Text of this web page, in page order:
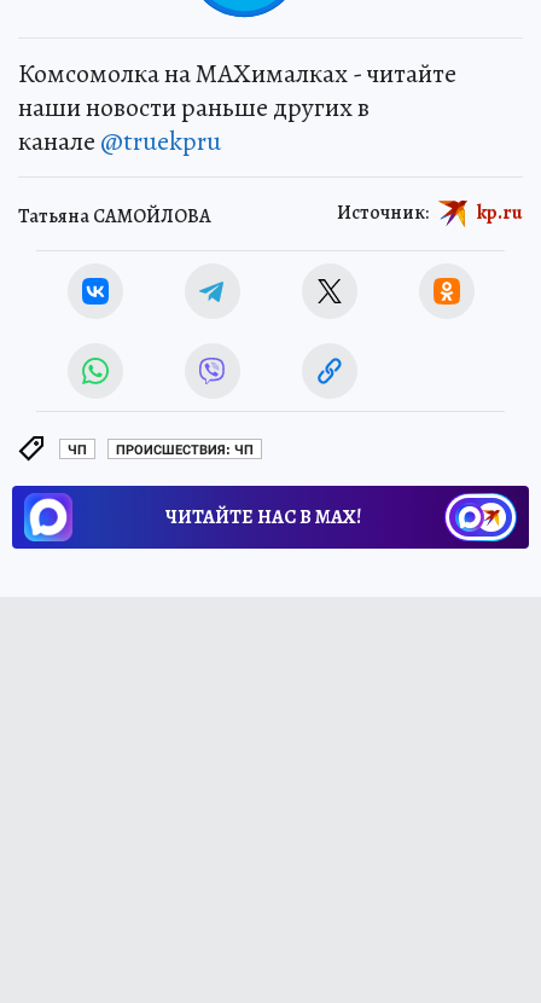
Комсомолка на MAXималках - читайте
наши новости раньше других в
канале @truekpru
Татьяна САМОЙЛОВА Источник: kp.ru
ЧП ПРОИСШЕСТВИЯ: ЧП
ЧИТАЙТЕ НАС В МАХ!